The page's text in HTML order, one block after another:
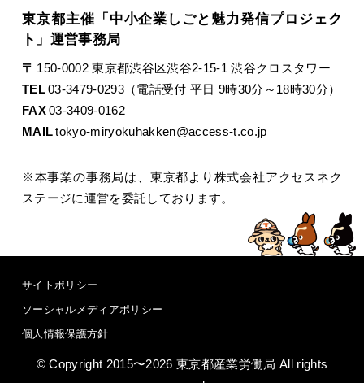
東京都主催「中小企業しごと魅力発信プロジェク
ト」運営事務局
〒 150-0002 東京都渋谷区渋谷2-15-1 渋谷クロスタワー
TEL03-3479-0293（電話受付 平日 9時30分～18時30分）
FAX03-3409-0162
MAIL tokyo-miryokuhakken@access-t.co.jp
※本事業の事務局は、東京都より株式会社アクセスネク
ステージに運営を委託しております。
サイトポリシー
ソーシャルメディアポリシー
個人情報保護方針
© Copyright 2015〜2026 東京都産業労働局 All rights